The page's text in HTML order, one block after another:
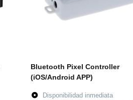
Bluetooth Pixel Controller
(iOS/Android APP)
Disponibilidad inmediata